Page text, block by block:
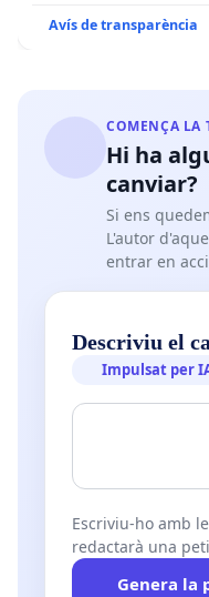
Avís de transparència
COMENÇA LA
Hi ha
canviar?
Si ens
L'autor
entrar en
Descriviu el
Impulsat per
Escriviu-ho amb
redactarà una
Genera la